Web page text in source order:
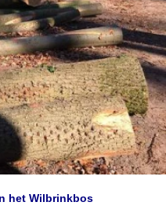
het Wilbrinkbos